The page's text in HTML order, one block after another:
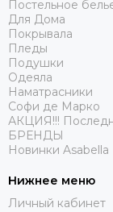
Постельное
Для Дома
Покрывала
Пледы
Подушки
Одеяла
Наматрасники
Софи де Марко
АКЦИЯ!!!
БРЕНДЫ
Новинки Asabella
Нижнее меню
Личный кабинет